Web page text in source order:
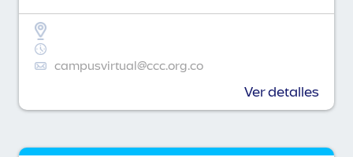
campusvirtual@ccc.org.co
Ver detalles